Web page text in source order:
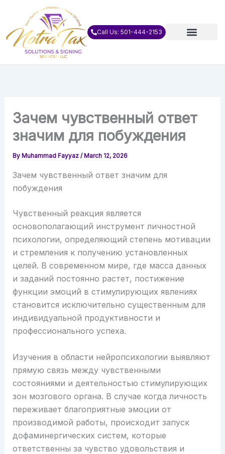
content
Call Us: 501-444-2153
Зачем чувственный ответ
значим для побуждения
By Muhammad Fayyaz / March 12, 2026
Зачем чувственный ответ значим для
побуждения
Чувственный реакция является
основополагающий инструмент личностной
психологии, определяющий степень мотивации
и стремления к получению установленных
целей. В современном мире, где масса данных
и заданий постоянно растет, постижение
функции эмоций в стимулирующих явлениях
становится исключительно существенным для
индивидуальной продуктивности и
профессионального успеха.
Изучения в области нейропсихологии выявляют
прямую связь между чувственными
состояниями и деятельностью стимулирующих
зон мозгового органа. В случае когда личность
переживает благоприятные эмоции от
производимой работы, происходит запуск
дофаминергических систем, которые
ответственны за чувство удовольствия и